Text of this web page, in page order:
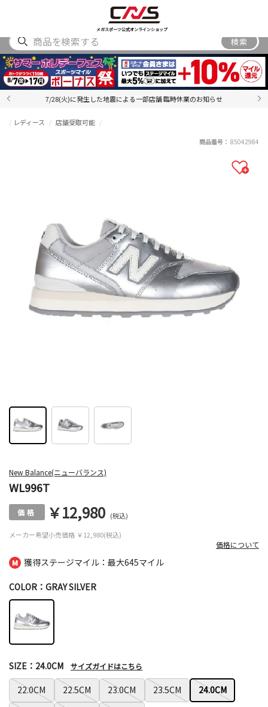
メガスポーツ公式オンラインショップ
ACCESSORY
検索
7/28(火)に発生した地震による一部店舗 臨時休業のお知らせ
獲得ステージマイル：最大645マイル
New Balance(ニューバランス)
WL996T
レディース 店舗受取可能
メーカー希望小売価格 ￥12,980(税込)
￥12,980 (税込)
価格について
商品番号： 85042984
COLOR：GRAY SILVER
22.0CM 22.5CM 23.0CM 23.5CM
24.0CM
SIZE：24.0CM サイズガイドはこちら